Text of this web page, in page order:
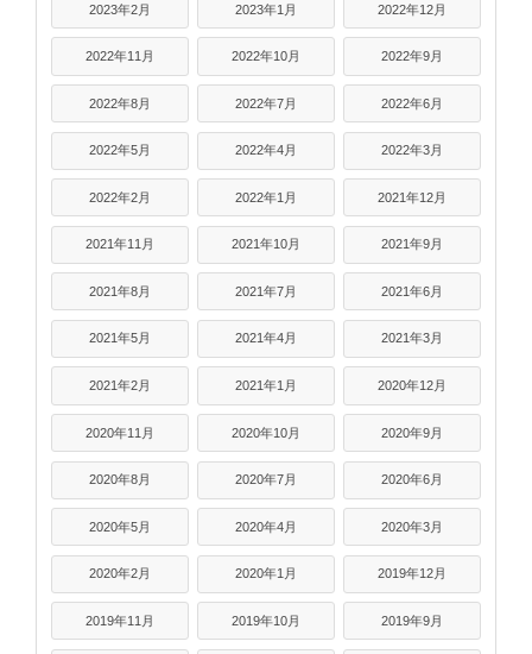
2023年2月 2023年1月 2022年12月
2022年11月 2022年10月 2022年9月
2022年8月 2022年7月 2022年6月
2022年5月 2022年4月 2022年3月
2022年2月 2022年1月 2021年12月
2021年11月 2021年10月 2021年9月
2021年8月 2021年7月 2021年6月
2021年5月 2021年4月 2021年3月
2021年2月 2021年1月 2020年12月
2020年11月 2020年10月 2020年9月
2020年8月 2020年7月 2020年6月
2020年5月 2020年4月 2020年3月
2020年2月 2020年1月 2019年12月
2019年11月 2019年10月 2019年9月